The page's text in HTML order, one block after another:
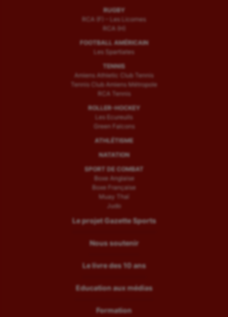
RUGBY
RCA (F) – Les Licornes
RCA (H)
FOOTBALL AMÉRICAIN
Les Spartiates
TENNIS
Amiens Athletic Club Tennis
Tennis Club Amiens Métropole
RCA Tennis
ROLLER-HOCKEY
Les Ecureuils
Green Falcons
ATHLÉTISME
NATATION
SPORT DE COMBAT
Boxe Anglaise
Boxe Française
Muay Thaï
Judo
Le projet Gazette Sports
Nous soutenir
Le livre des 10 ans
Education aux médias
Formation